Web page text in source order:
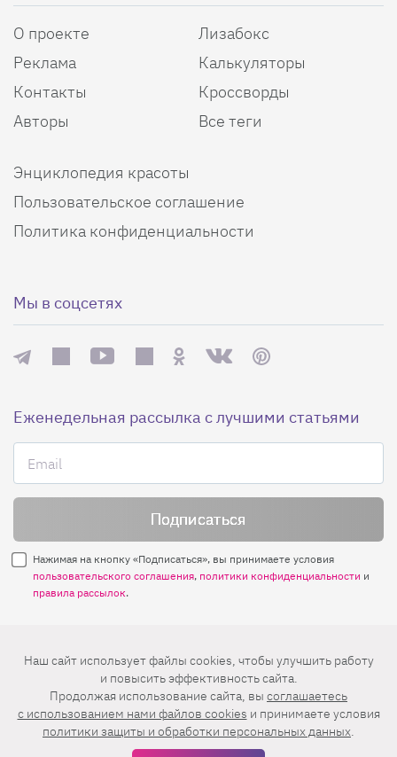
О проекте
Реклама
Контакты
Авторы
Лизабокс
Калькуляторы
Кроссворды
Все теги
Энциклопедия красоты
Пользовательское соглашение
Политика конфиденциальности
Мы в соцсетях
Еженедельная рассылка с лучшими статьями
Нажимая на кнопку «Подписаться», вы принимаете условия
пользовательского соглашения, политики конфиденциальности и
правила рассылок.
Нашли ошибку? Выделите ее и нажмите
© 2026 АО «БКМ», ОГРН 1027739494584, ИНН 7705056238
127018, Москва, ул. Полковая, д. 3, стр. 4, помещение I, комн. 23
16+
Дизайн сайта —Студия Евгения и Ольги Апрель
Наш сайт использует файлы cookies, чтобы улучшить работу
и повысить эффективность сайта.
Продолжая использование сайта, вы соглашаетесь
c использованием нами файлов cookies и принимаете условия
политики защиты и обработки персональных данных.